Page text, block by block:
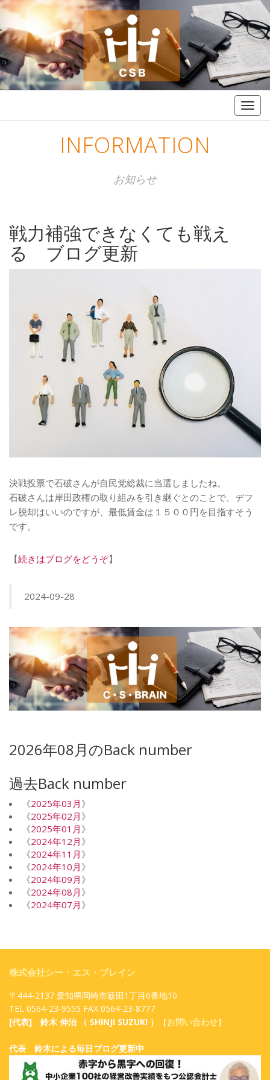
INFORMATION
お知らせ
戦力補強できなくても戦え
る ブログ更新
決戦投票で石破さんが自民党総裁に当選しましたね。
石破さんは岸田政権の取り組みを引き継ぐとのことで、デフ
レ脱却はいいのですが、最低賃金は１５００円を目指すそう
です。
【続きはブログをどうぞ】
2024-09-28
2026年08月のBack number
過去Back number
《2025年03月 》
《2025年02月 》
《2025年01月 》
《2024年12月 》
《2024年11月 》
《2024年10月 》
《2024年09月 》
《2024年08月 》
《2024年07月 》
株式会社シー・エス・ブレイン
〒444-2137 愛知県岡崎市薮田1丁目6番地10
TEL 0564-23-9555 FAX 0564-23-8777
[代表] 鈴木 伸治 （ SHINJI SUZUKI ）［お問い合わせ］
代表 鈴木による毎日ブログ更新中